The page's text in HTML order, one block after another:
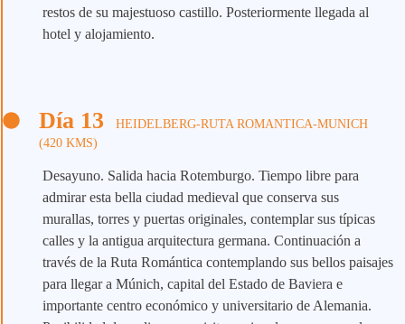
restos de su majestuoso castillo. Posteriormente llegada al
hotel y alojamiento.
Día 13
HEIDELBERG-RUTA ROMANTICA-MUNICH
(420 KMS)
Desayuno. Salida hacia Rotemburgo. Tiempo libre para
admirar esta bella ciudad medieval que conserva sus
murallas, torres y puertas originales, contemplar sus típicas
calles y la antigua arquitectura germana. Continuación a
través de la Ruta Romántica contemplando sus bellos paisajes
para llegar a Múnich, capital del Estado de Baviera e
importante centro económico y universitario de Alemania.